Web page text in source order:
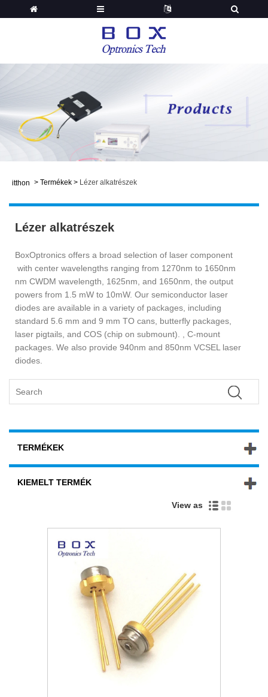
itthon > Termékek > Lézer alkatrészek
Lézer alkatrészek
BoxOptronics offers a broad selection of laser component
with center wavelengths ranging from 1270nm to 1650nm
nm CWDM wavelength, 1625nm, and 1650nm, the output
powers from 1.5 mW to 10mW. Our semiconductor laser
diodes are available in a variety of packages, including
standard 5.6 mm and 9 mm TO cans, butterfly packages,
laser pigtails, and COS (chip on submount). , C-mount
packages. We also provide 940nm and 850nm VCSEL laser
diodes.
TERMÉKEK
KIEMELT TERMÉK
View as